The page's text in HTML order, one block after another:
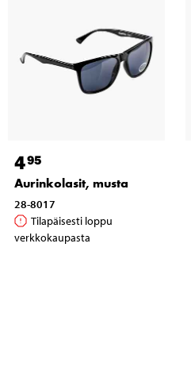
495
Aurinkolasit, musta
28-8017
Tilapäisesti loppu
verkkokaupasta